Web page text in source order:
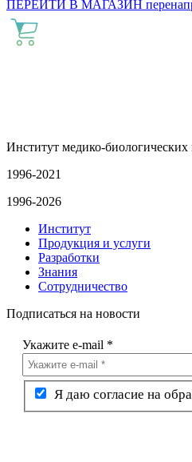
ПЕРЕЙТИ В МАГАЗИН
Институт медико-
1996-2021
1996-2026
Институт
Продукция и услуги
Разработки
Знания
Сотрудничество
Подписаться на новости
Укажите e-mail *
Я даю согласие на